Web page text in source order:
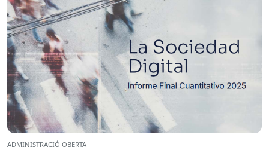
ADMINISTRACIÓ OBERTA